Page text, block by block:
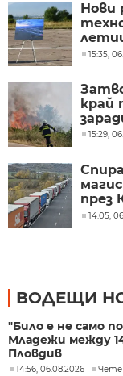
Нови
в15:35,
край
15:29,
през
14:05,
ВОДЕЩИ
"Било е не само
Младежи между
Пловдив
14:56, 06.08.2026 Чете